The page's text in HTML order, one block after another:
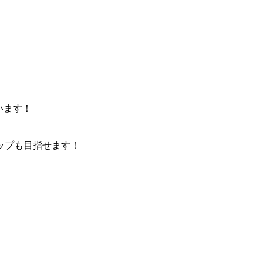
す！
も目指せます！